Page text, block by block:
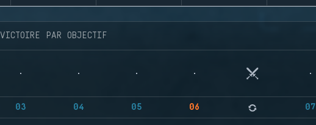
VICTOIRE PAR OBJECTIF
03 04 05 06 07